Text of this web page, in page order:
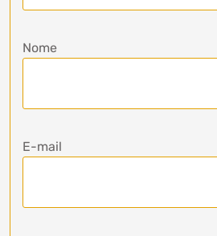
Nome
E-mail